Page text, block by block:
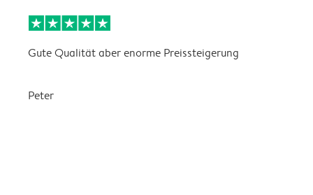
Gute Qualität aber enorme Preissteigerung
Peter